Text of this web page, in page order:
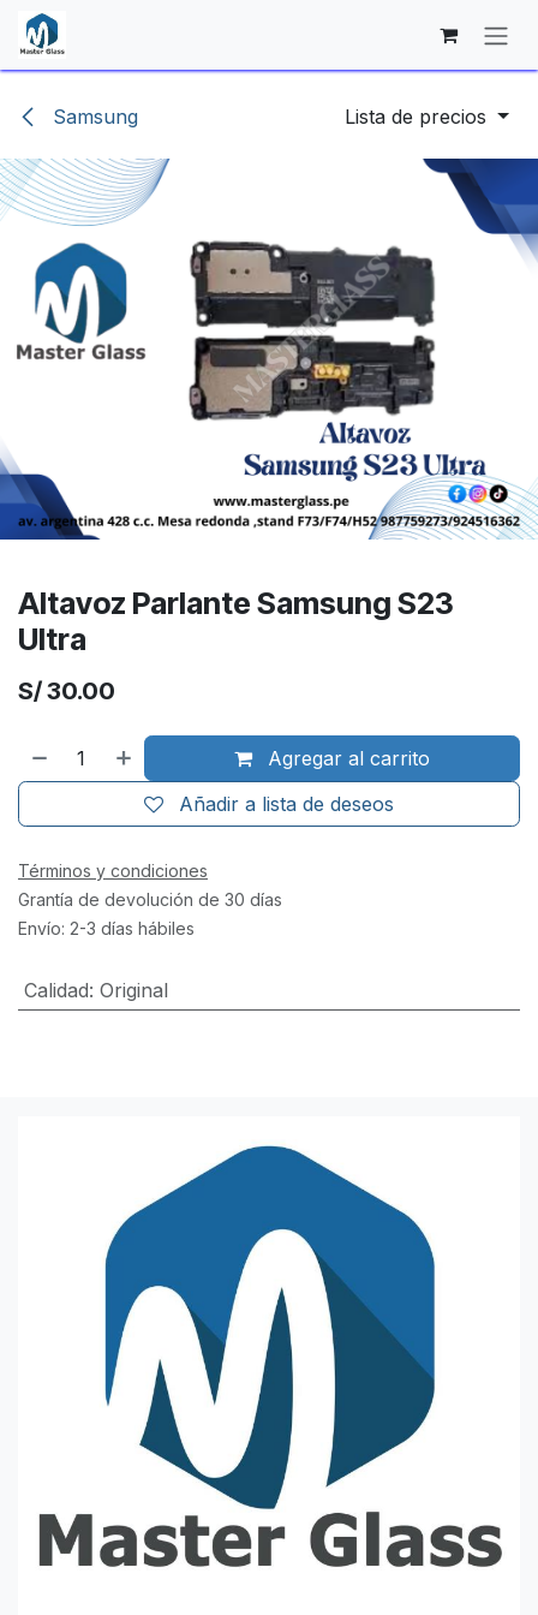
Ir al contenido
Samsung Lista de precios
Altavoz Parlante Samsung S23
Ultra
S/30.00
Agregar al carrito
Añadir a lista de deseos
Términos y condiciones
Grantía de devolución de 30 días
Envío: 2-3 días hábiles
Calidad: Original